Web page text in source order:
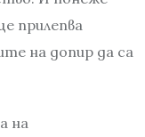
прилепва
на допир да са
на